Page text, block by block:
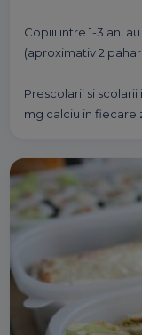
Copiii intre 1-3 ani
(aproximativ 2
Prescolarii si
mg calciu in fiecare